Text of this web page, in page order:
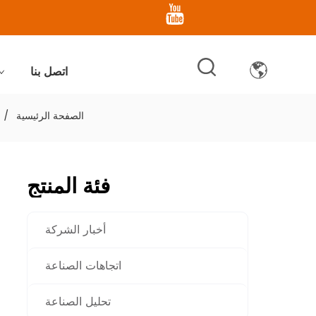
اتصل بنا
الصفحة الرئيسية /
فئة المنتج
أخبار الشركة
اتجاهات الصناعة
تحليل الصناعة